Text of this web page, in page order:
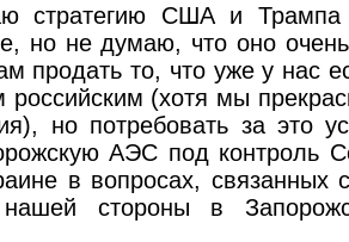
стратегию США и Трампа
но не думаю, что оно
продать то, что уже у нас
российским (хотя мы
но потребовать за это
АЭС под контроль
в вопросах, связанных
стороны в